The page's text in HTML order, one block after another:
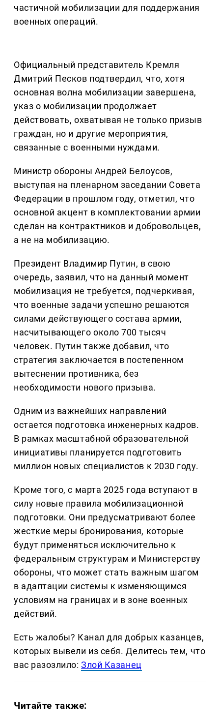
частичной мобилизации для поддержания
военных операций.
Официальный представитель Кремля
Дмитрий Песков подтвердил, что, хотя
основная волна мобилизации завершена,
указ о мобилизации продолжает
действовать, охватывая не только призыв
граждан, но и другие мероприятия,
связанные с военными нуждами.
Министр обороны Андрей Белоусов,
выступая на пленарном заседании Совета
Федерации в прошлом году, отметил, что
основной акцент в комплектовании армии
сделан на контрактников и добровольцев,
а не на мобилизацию.
Президент Владимир Путин, в свою
очередь, заявил, что на данный момент
мобилизация не требуется, подчеркивая,
что военные задачи успешно решаются
силами действующего состава армии,
насчитывающего около 700 тысяч
человек. Путин также добавил, что
стратегия заключается в постепенном
вытеснении противника, без
необходимости нового призыва.
Одним из важнейших направлений
остается подготовка инженерных кадров.
В рамках масштабной образовательной
инициативы планируется подготовить
миллион новых специалистов к 2030 году.
Кроме того, с марта 2025 года вступают в
силу новые правила мобилизационной
подготовки. Они предусматривают более
жесткие меры бронирования, которые
будут применяться исключительно к
федеральным структурам и Министерству
обороны, что может стать важным шагом
в адаптации системы к изменяющимся
условиям на границах и в зоне военных
действий.
Есть жалобы? Канал для добрых казанцев,
которых вывели из себя. Делитеcь тем, что
вас разозлило:Злой Казанец
Читайте также: